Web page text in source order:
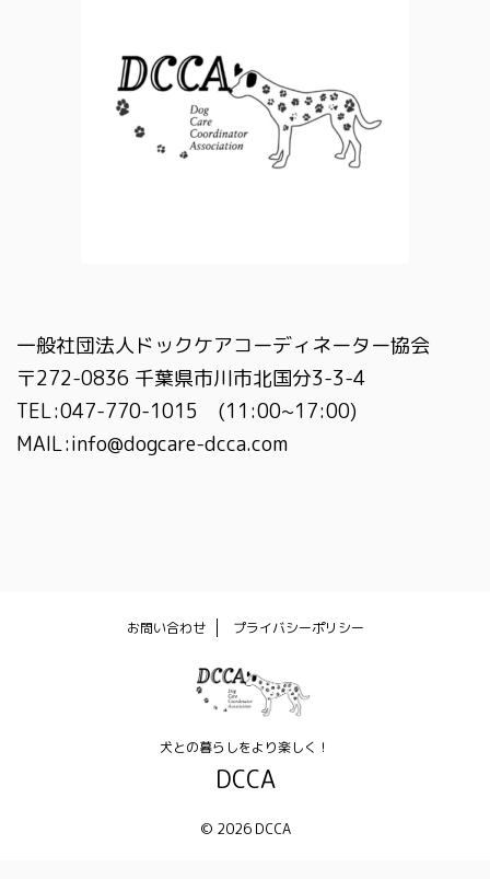
一般社団法人ドックケアコーディネーター協会
〒272-0836 千葉県市川市北国分3-3-4
TEL:047-770-1015 (11:00~17:00)
MAIL:info@dogcare-dcca.com
お問い合わせ プライバシーポリシー
犬との暮らしをより楽しく！
DCCA
© 2026 DCCA